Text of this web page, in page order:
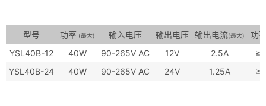
型号 功率 (最大) 输入电压 输出电压 输出电流(最大)
功
YSL40B-12
40W 90-265V AC 12V 2.5A
YSL40B-24
40W 90-265V AC 24V 1.25A